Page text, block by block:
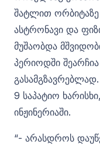
შატლით ორბიტაზე
ასტრონავი და
მუშაობდა
პერიოდში
9 საპატიო
ინჟინერიაში.
“- არასდროს